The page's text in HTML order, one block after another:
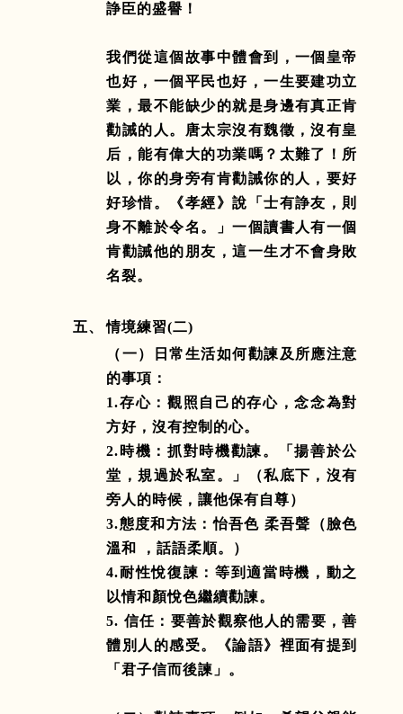
諍臣的盛譽！
我們從這個故事中體會到，一個皇帝
也好，一個平民也好，一生要建功立
業，最不能缺少的就是身邊有真正肯
勸誡的人。唐太宗沒有魏徵，沒有皇
后，能有偉大的功業嗎？太難了！所
以，你的身旁有肯勸誡你的人，要好
好珍惜。《孝經》說「士有諍友，則
身不離於令名。」一個讀書人有一個
肯勸誡他的朋友，這一生才不會身敗
名裂。
五、 情境練習(二)
（一）日常生活如何勸諫及所應注意
的事項：
1.存心：觀照自己的存心，念念為對
方好，沒有控制的心。
2. 時機：抓對時機勸諫。「揚善於公
堂，規過於私室。」（私底下，沒有
旁人的時候，讓他保有自尊）
3.態度和方法：怡吾色 柔吾聲（臉色
溫和 ，話語柔順。）
4.耐性悅復諫：等到適當時機，動之
以情和顏悅色繼續勸諫。
5. 信任：要善於觀察他人的需要，善
體別人的感受。《論語》裡面有提到
「君子信而後諫」。